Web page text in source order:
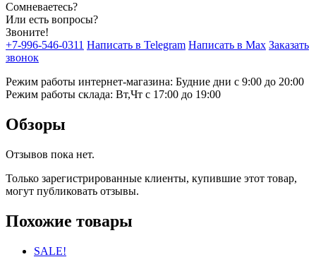
Сомневаетесь?
Или есть вопросы?
Звоните!
+7-996-546-0311 Написать в Telegram Написать в Max Заказать
звонок
Режим работы интернет-магазина: Будние дни с 9:00 до 20:00
Режим работы склада: Вт,Чт с 17:00 до 19:00
Обзоры
Отзывов пока нет.
Только зарегистрированные клиенты, купившие этот товар,
могут публиковать отзывы.
Похожие товары
SALE!